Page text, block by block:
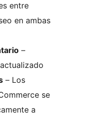
entre
en ambas
–
– Los
se
a